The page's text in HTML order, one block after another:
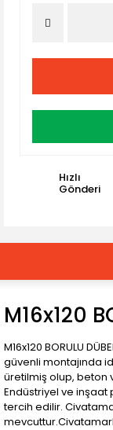
Hızlı
Gönderi
M16x120
M16x120 BORULU
güvenli montajında
üretilmiş olup, beton
Endüstriyel ve
tercih edilir.